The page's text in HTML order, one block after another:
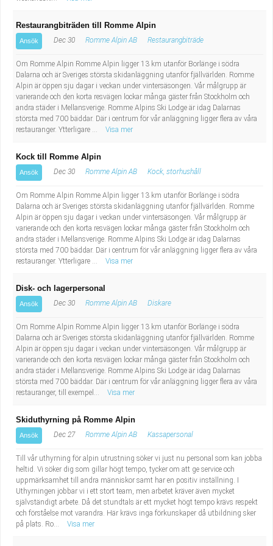
Restaurangbiträden till Romme Alpin
Ansök Dec 30 Romme Alpin AB Restaurangbiträde
Om Romme Alpin Romme Alpin ligger 13 km utanför Borlänge i södra
Dalarna och är Sveriges största skidanläggning utanför fjällvärlden. Romme
Alpin är öppen sju dagar i veckan under vintersäsongen. Vår målgrupp är
varierande och den korta resvägen lockar många gäster från Stockholm och
andra städer i Mellansverige. Romme Alpins Ski Lodge är idag Dalarnas
största med 700 bäddar. Där i centrum för vår anläggning ligger flera av våra
restauranger. Ytterligare ...
Visa mer
Kock till Romme Alpin
Ansök Dec 30 Romme Alpin AB Kock, storhushåll
Om Romme Alpin Romme Alpin ligger 13 km utanför Borlänge i södra
Dalarna och är Sveriges största skidanläggning utanför fjällvärlden. Romme
Alpin är öppen sju dagar i veckan under vintersäsongen. Vår målgrupp är
varierande och den korta resvägen lockar många gäster från Stockholm och
andra städer i Mellansverige. Romme Alpins Ski Lodge är idag Dalarnas
största med 700 bäddar. Där i centrum för vår anläggning ligger flera av våra
restauranger. Ytterligare ...
Visa mer
Disk- och lagerpersonal
Ansök Dec 30 Romme Alpin AB Diskare
Om Romme Alpin Romme Alpin ligger 13 km utanför Borlänge i södra
Dalarna och är Sveriges största skidanläggning utanför fjällvärlden. Romme
Alpin är öppen sju dagar i veckan under vintersäsongen. Vår målgrupp är
varierande och den korta resvägen lockar många gäster från Stockholm och
andra städer i Mellansverige. Romme Alpins Ski Lodge är idag Dalarnas
största med 700 bäddar. Där i centrum för vår anläggning ligger flera av våra
restauranger, till exempel...
Visa mer
Skiduthyrning på Romme Alpin
Ansök Dec 27 Romme Alpin AB Kassapersonal
Till vår uthyrning för alpin utrustning söker vi just nu personal som kan jobba
heltid. Vi söker dig som gillar högt tempo, tycker om att ge service och
uppmärksamhet till andra människor samt har en positiv inställning. I
Uthyrningen jobbar vi i ett stort team, men arbetet kräver även mycket
självständigt arbete. Då det stundtals är ett mycket högt tempo krävs respekt
och förståelse mot varandra. Här krävs inga förkunskaper då utbildning sker
på plats. Ro...
Visa mer